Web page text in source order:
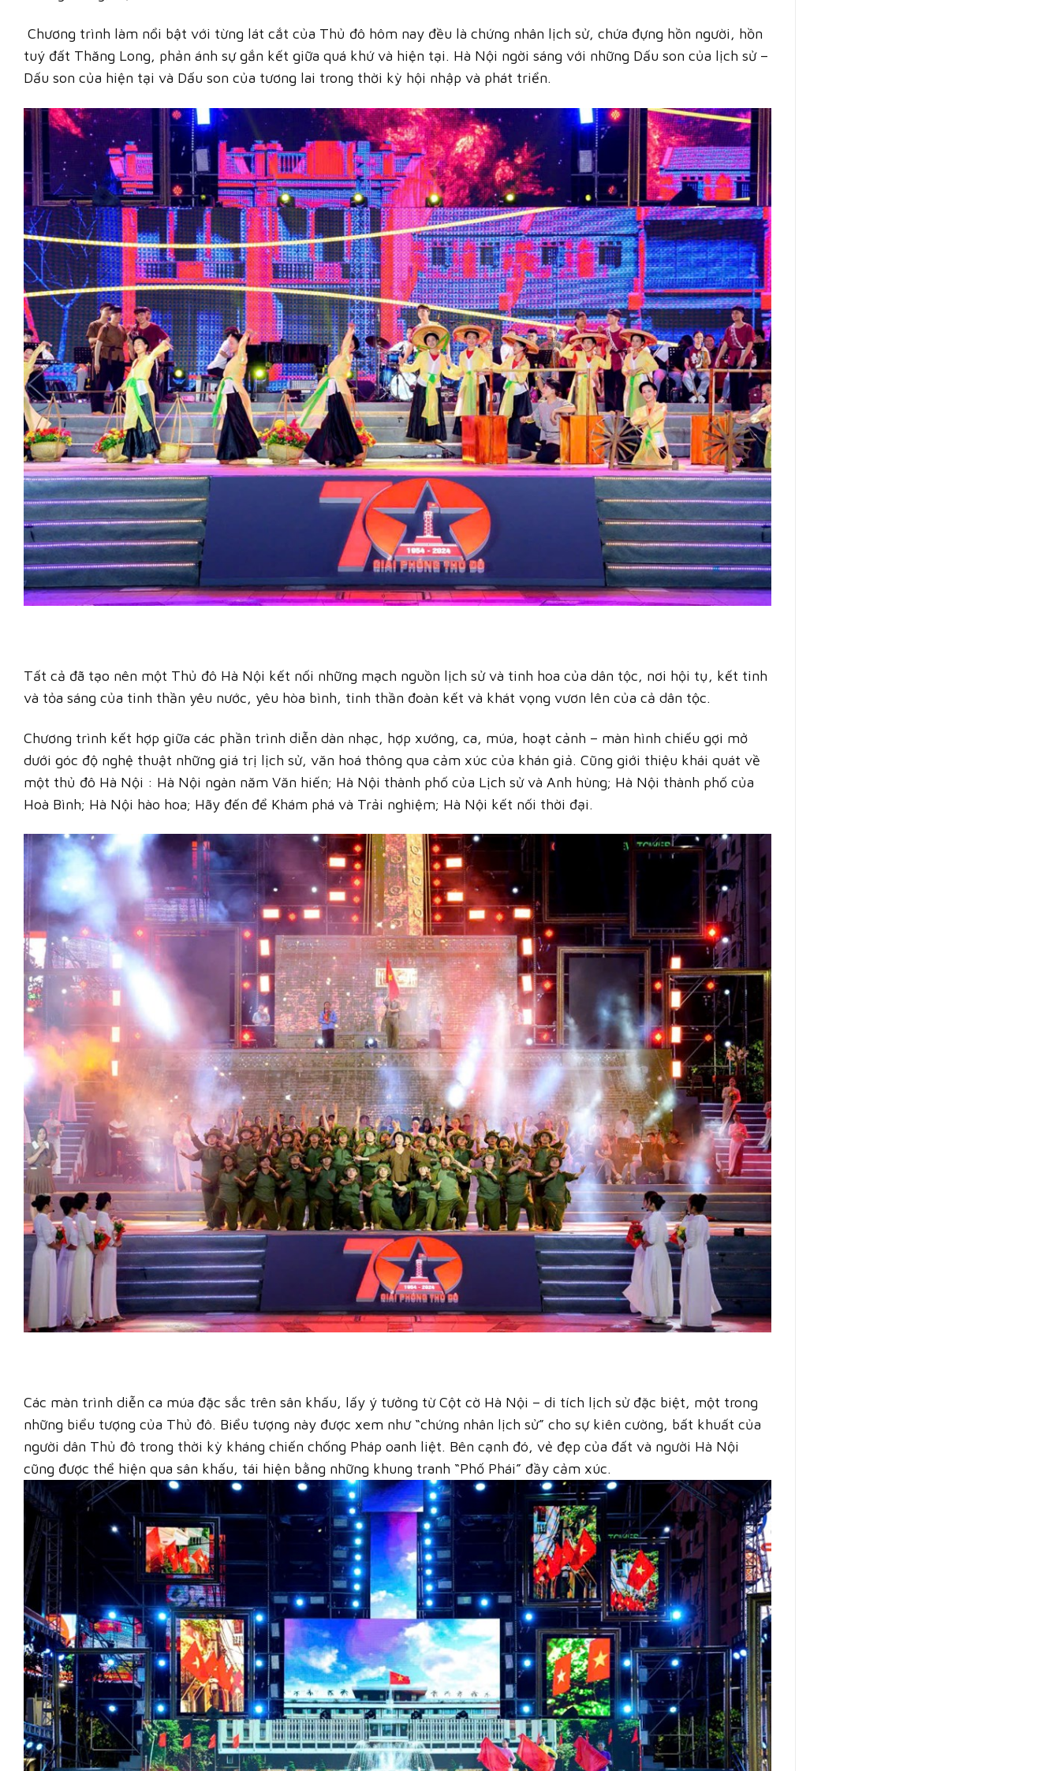
Chương trình làm nổi bật với từng lát cắt của Thủ đô hôm nay đều là chứng nhân lịch sử, chứa đựng hồn người, hồn
tuý đất Thăng Long, phản ánh sự gắn kết giữa quá khứ và hiện tại. Hà Nội ngời sáng với những Dấu son của lịch sử –
Dấu son của hiện tại và Dấu son của tương lai trong thời kỳ hội nhập và phát triển.
Tất cả đã tạo nên một Thủ đô Hà Nội kết nối những mạch nguồn lịch sử và tinh hoa của dân tộc, nơi hội tụ, kết tinh
và tỏa sáng của tinh thần yêu nước, yêu hòa bình, tinh thần đoàn kết và khát vọng vươn lên của cả dân tộc.
Chương trình kết hợp giữa các phần trình diễn dàn nhạc, hợp xướng, ca, múa, hoạt cảnh – màn hình chiếu gợi mở
dưới góc độ nghệ thuật những giá trị lịch sử, văn hoá thông qua cảm xúc của khán giả. Cũng giới thiệu khái quát về
một thủ đô Hà Nội : Hà Nội ngàn năm Văn hiến; Hà Nội thành phố của Lịch sử và Anh hùng; Hà Nội thành phố của
Hoà Bình; Hà Nội hào hoa; Hãy đến để Khám phá và Trải nghiệm; Hà Nội kết nối thời đại.
Các màn trình diễn ca múa đặc sắc trên sân khấu, lấy ý tưởng từ Cột cờ Hà Nội – di tích lịch sử đặc biệt, một trong
những biểu tượng của Thủ đô. Biểu tượng này được xem như “chứng nhân lịch sử” cho sự kiên cường, bất khuất của
người dân Thủ đô trong thời kỳ kháng chiến chống Pháp oanh liệt. Bên cạnh đó, vẻ đẹp của đất và người Hà Nội
cũng được thể hiện qua sân khấu, tái hiện bằng những khung tranh “Phố Phái” đầy cảm xúc.